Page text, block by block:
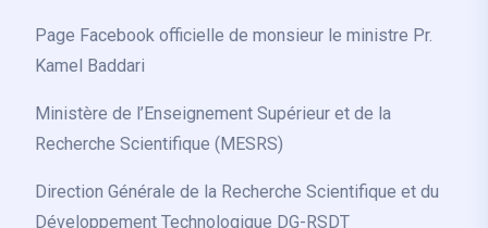
Page Facebook officielle de monsieur le ministre Pr.
Kamel Baddari
Ministère de l’Enseignement Supérieur et de la
Recherche Scientifique (MESRS)
Direction Générale de la Recherche Scientifique et du
Développement Technologique DG-RSDT